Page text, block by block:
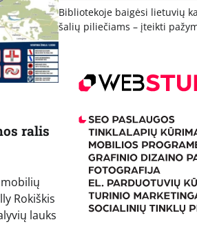
ralis
Rokiškis
lauks
Bibliotekoje baigėsi lietuvių
šalių piliečiams – įteikti